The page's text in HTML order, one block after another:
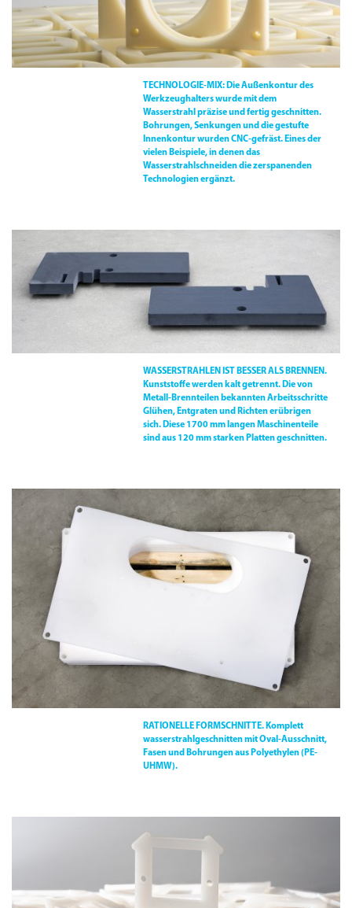
TECHNOLOGIE-MIX: Die Außenkontur des
Werkzeughalters wurde mit dem
Wasserstrahl präzise und fertig geschnitten.
Bohrungen, Senkungen und die gestufte
Innenkontur wurden CNC-gefräst. Eines der
vielen Beispiele, in denen das
Wasserstrahlschneiden die zerspanenden
Technologien ergänzt.
WASSERSTRAHLEN IST BESSER ALS BRENNEN.
Kunststoffe werden kalt getrennt. Die von
Metall-Brennteilen bekannten Arbeitsschritte
Glühen, Entgraten und Richten erübrigen
sich. Diese 1700 mm langen Maschinenteile
sind aus 120 mm starken Platten geschnitten.
RATIONELLE FORMSCHNITTE. Komplett
wasserstrahlgeschnitten mit Oval-Ausschnitt,
Fasen und Bohrungen aus Polyethylen (PE-
UHMW).